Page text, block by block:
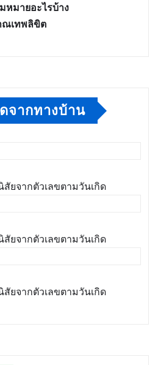
หมายอะไรบ้าง
เทพลิขิต
จากทางบ้าน
ยจากตัวเลขตามวันเกิด
ยจากตัวเลขตามวันเกิด
ยจากตัวเลขตามวันเกิด